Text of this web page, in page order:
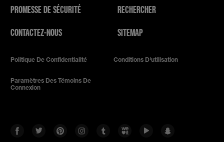
PROMESSE DE SÉCURITÉ
CONTACTEZ-NOUS
RECHERCHER
SITEMAP
Politique De Confidentialité Conditions D'utilisation
Paramètres Des Témoins De
Connexion